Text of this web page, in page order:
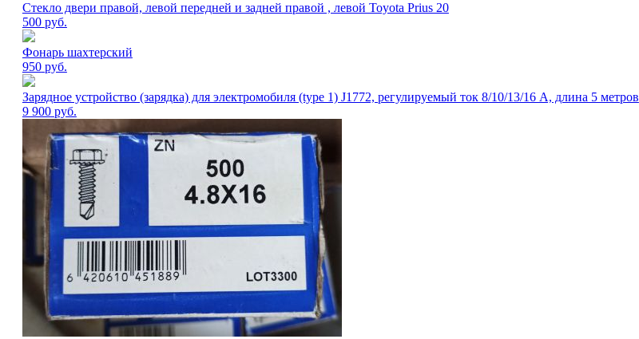
Стекло двери правой, левой передней и задней правой , левой Toyota Prius 20
500 руб.
Фонарь шахтерский
950 руб.
Зарядное устройство (зарядка) для электромобиля (type 1) J1772, регулируемый ток 8/10/13/16 А, длина 5 метров
9 900 руб.